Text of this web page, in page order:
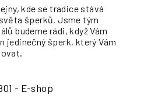
kde se tradice stává
šperků. Jsme tým
budeme rádi, když Vám
jedinečný šperk, který Vám
- E-shop